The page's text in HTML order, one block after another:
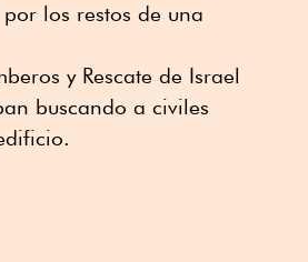
los restos de una
y Rescate de Israel
buscando ⁠a civiles